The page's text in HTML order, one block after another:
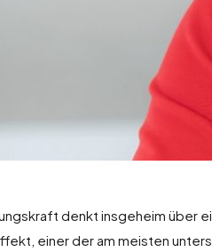
denkt insgeheim über
einer der am meisten